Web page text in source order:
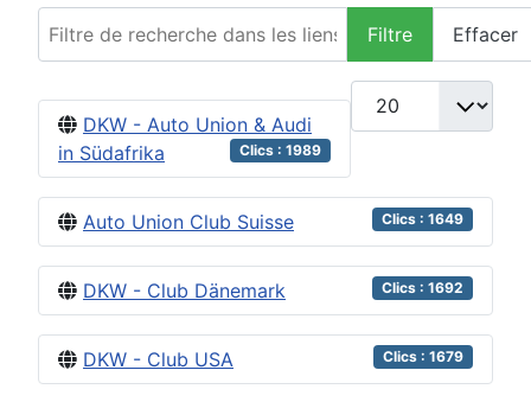
Filtre Effacer
Afficher #
DKW - Auto Union & Audi
in Südafrika
Clics : 1989
Auto Union Club Suisse Clics : 1649
DKW - Club Dänemark Clics : 1692
DKW - Club USA Clics : 1679